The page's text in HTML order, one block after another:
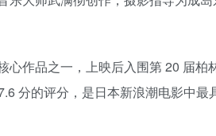
作品之一，上映后入围第 20 届
分的评分，是日本新浪潮电影中